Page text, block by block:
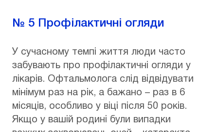
№ 5 Профілактичні огляди
У сучасному темпі життя люди часто
забувають про профілактичні огляди у
лікарів. Офтальмолога слід відвідувати
мінімум раз на рік, а бажано – раз в 6
місяців, особливо у віці після 50 років.
Якщо у вашій родині були випадки